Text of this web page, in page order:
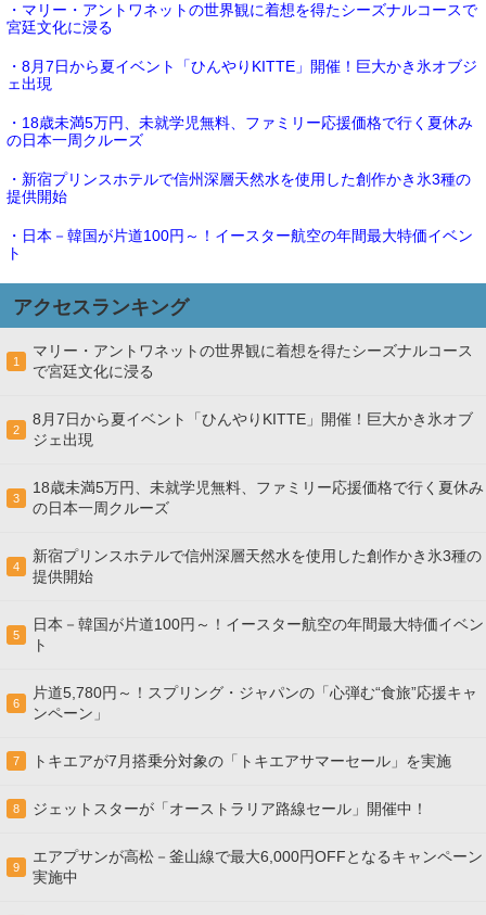
・マリー・アントワネットの世界観に着想を得たシーズナルコースで
宮廷文化に浸る
・8月7日から夏イベント「ひんやりKITTE」開催！巨大かき氷オブジ
ェ出現
・18歳未満5万円、未就学児無料、ファミリー応援価格で行く夏休み
の日本一周クルーズ
・新宿プリンスホテルで信州深層天然水を使用した創作かき氷3種の
提供開始
・日本－韓国が片道100円～！イースター航空の年間最大特価イベン
ト
アクセスランキング
1
マリー・アントワネットの世界観に着想を得たシーズナルコース
で宮廷文化に浸る
2
8月7日から夏イベント「ひんやりKITTE」開催！巨大かき氷オブ
ジェ出現
3
18歳未満5万円、未就学児無料、ファミリー応援価格で行く夏休み
の日本一周クルーズ
4
新宿プリンスホテルで信州深層天然水を使用した創作かき氷3種の
提供開始
5
日本－韓国が片道100円～！イースター航空の年間最大特価イベン
ト
6
片道5,780円～！スプリング・ジャパンの「心弾む“食旅”応援キャ
ンペーン」
7 トキエアが7月搭乗分対象の「トキエアサマーセール」を実施
8 ジェットスターが「オーストラリア路線セール」開催中！
9
エアプサンが高松－釜山線で最大6,000円OFFとなるキャンペーン
実施中